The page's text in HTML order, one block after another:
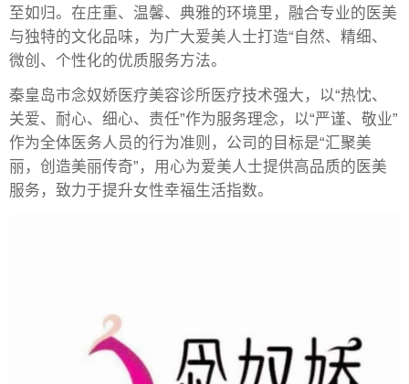
至如归。在庄重、温馨、典雅的环境里，融合专业的医美
与独特的文化品味，为广大爱美人士打造“自然、精细、
微创、个性化的优质服务方法。
秦皇岛市念奴娇医疗美容诊所医疗技术强大，以“热忱、
关爱、耐心、细心、责任”作为服务理念，以“严谨、敬业”
作为全体医务人员的行为准则，公司的目标是“汇聚美
丽，创造美丽传奇”，用心为爱美人士提供高品质的医美
服务，致力于提升女性幸福生活指数。